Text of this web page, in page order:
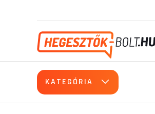
KATEGÓRIA